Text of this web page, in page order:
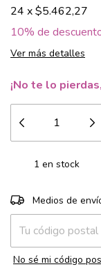
24 x$5.462,27
10% de
Ver más detalles
¡No te lo
1 en stock
Entregas para el CP:
Medios de
No sé mi código